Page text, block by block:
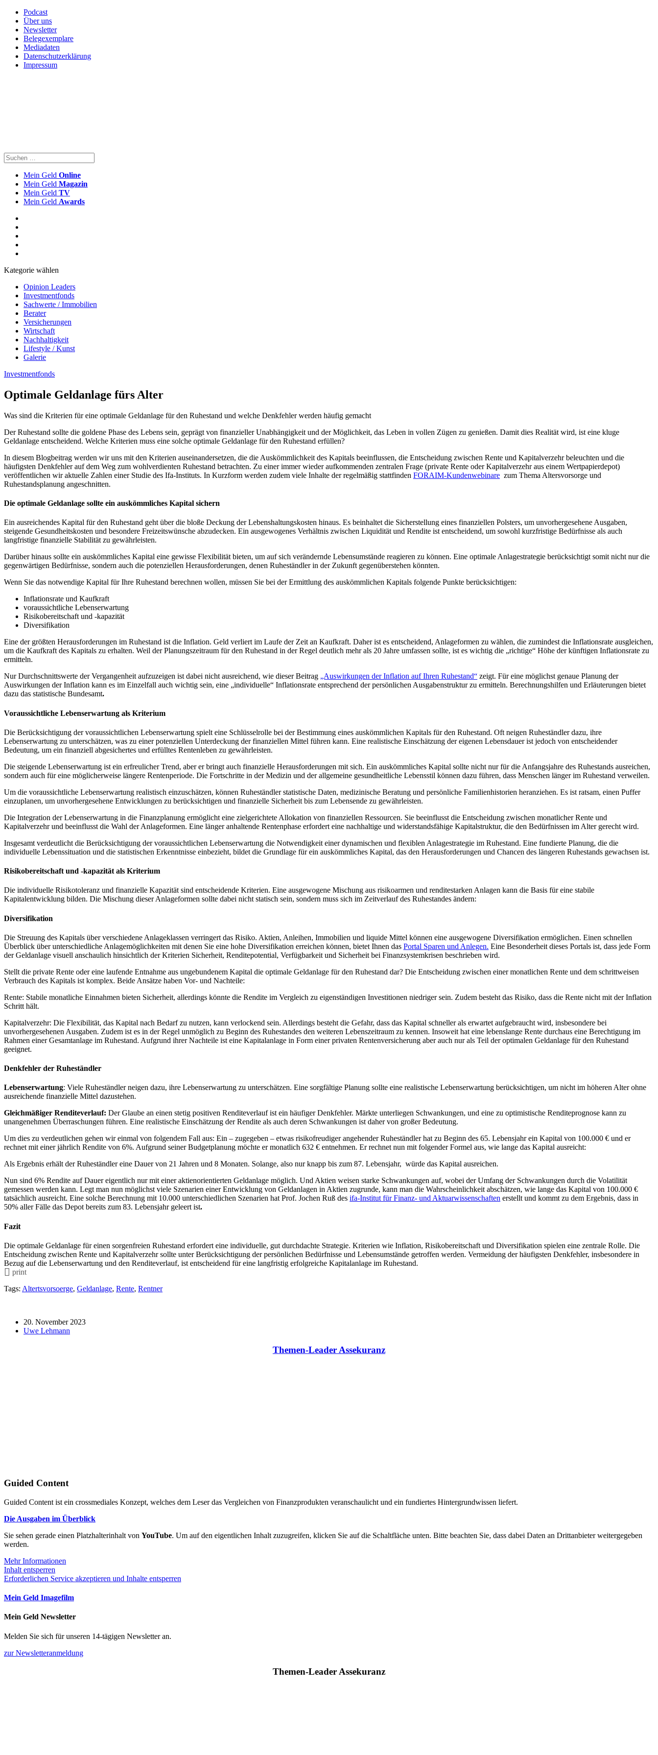
Podcast
Über uns
Newsletter
Belegexemplare
Mediadaten
Datenschutzerklärung
Impressum
Mein Geld Online
Mein Geld Magazin
Mein Geld TV
Mein Geld Awards
Kategorie wählen
Opinion Leaders
Investmentfonds
Sachwerte / Immobilien
Berater
Versicherungen
Wirtschaft
Nachhaltigkeit
Lifestyle / Kunst
Galerie
Investmentfonds
Optimale Geldanlage fürs Alter
Was sind die Kriterien für eine optimale Geldanlage für den Ruhestand und welche Denkfehler werden häufig gemacht
Der Ruhestand sollte die goldene Phase des Lebens sein, geprägt von finanzieller Unabhängigkeit und der Möglichkeit, das Leben in vollen Zügen zu genießen. Damit dies Realität wird, ist eine kluge
Geldanlage entscheidend. Welche Kriterien muss eine solche optimale Geldanlage für den Ruhestand erfüllen?
In diesem Blogbeitrag werden wir uns mit den Kriterien auseinandersetzen, die die Auskömmlichkeit des Kapitals beeinflussen, die Entscheidung zwischen Rente und Kapitalverzehr beleuchten und die
häufigsten Denkfehler auf dem Weg zum wohlverdienten Ruhestand betrachten. Zu einer immer wieder aufkommenden zentralen Frage (private Rente oder Kapitalverzehr aus einem Wertpapierdepot)
veröffentlichen wir aktuelle Zahlen einer Studie des Ifa-Instituts. In Kurzform werden zudem viele Inhalte der regelmäßig stattfinden FORAIM-Kundenwebinare zum Thema Altersvorsorge und
Ruhestandsplanung angeschnitten.
Die optimale Geldanlage sollte ein auskömmliches Kapital sichern
Ein ausreichendes Kapital für den Ruhestand geht über die bloße Deckung der Lebenshaltungskosten hinaus. Es beinhaltet die Sicherstellung eines finanziellen Polsters, um unvorhergesehene Ausgaben,
steigende Gesundheitskosten und besondere Freizeitswünsche abzudecken. Ein ausgewogenes Verhältnis zwischen Liquidität und Rendite ist entscheidend, um sowohl kurzfristige Bedürfnisse als auch
langfristige finanzielle Stabilität zu gewährleisten.
Darüber hinaus sollte ein auskömmliches Kapital eine gewisse Flexibilität bieten, um auf sich verändernde Lebensumstände reagieren zu können. Eine optimale Anlagestrategie berücksichtigt somit nicht nur die
gegenwärtigen Bedürfnisse, sondern auch die potenziellen Herausforderungen, denen Ruheständler in der Zukunft gegenüberstehen könnten.
Wenn Sie das notwendige Kapital für Ihre Ruhestand berechnen wollen, müssen Sie bei der Ermittlung des auskömmlichen Kapitals folgende Punkte berücksichtigen:
Inflationsrate und Kaufkraft
voraussichtliche Lebenserwartung
Risikobereitschaft und -kapazität
Diversifikation
Eine der größten Herausforderungen im Ruhestand ist die Inflation. Geld verliert im Laufe der Zeit an Kaufkraft. Daher ist es entscheidend, Anlageformen zu wählen, die zumindest die Inflationsrate ausgleichen,
um die Kaufkraft des Kapitals zu erhalten. Weil der Planungszeitraum für den Ruhestand in der Regel deutlich mehr als 20 Jahre umfassen sollte, ist es wichtig die „richtige“ Höhe der künftigen Inflationsrate zu
ermitteln.
Nur Durchschnittswerte der Vergangenheit aufzuzeigen ist dabei nicht ausreichend, wie dieser Beitrag „Auswirkungen der Inflation auf Ihren Ruhestand“ zeigt. Für eine möglichst genaue Planung der
Auswirkungen der Inflation kann es im Einzelfall auch wichtig sein, eine „individuelle“ Inflationsrate entsprechend der persönlichen Ausgabenstruktur zu ermitteln. Berechnungshilfen und Erläuterungen bietet
dazu das statistische Bundesamt.
Voraussichtliche Lebenserwartung als Kriterium
Die Berücksichtigung der voraussichtlichen Lebenserwartung spielt eine Schlüsselrolle bei der Bestimmung eines auskömmlichen Kapitals für den Ruhestand. Oft neigen Ruheständler dazu, ihre
Lebenserwartung zu unterschätzen, was zu einer potenziellen Unterdeckung der finanziellen Mittel führen kann. Eine realistische Einschätzung der eigenen Lebensdauer ist jedoch von entscheidender
Bedeutung, um ein finanziell abgesichertes und erfülltes Rentenleben zu gewährleisten.
Die steigende Lebenserwartung ist ein erfreulicher Trend, aber er bringt auch finanzielle Herausforderungen mit sich. Ein auskömmliches Kapital sollte nicht nur für die Anfangsjahre des Ruhestands ausreichen,
sondern auch für eine möglicherweise längere Rentenperiode. Die Fortschritte in der Medizin und der allgemeine gesundheitliche Lebensstil können dazu führen, dass Menschen länger im Ruhestand verweilen.
Um die voraussichtliche Lebenserwartung realistisch einzuschätzen, können Ruheständler statistische Daten, medizinische Beratung und persönliche Familienhistorien heranziehen. Es ist ratsam, einen Puffer
einzuplanen, um unvorhergesehene Entwicklungen zu berücksichtigen und finanzielle Sicherheit bis zum Lebensende zu gewährleisten.
Die Integration der Lebenserwartung in die Finanzplanung ermöglicht eine zielgerichtete Allokation von finanziellen Ressourcen. Sie beeinflusst die Entscheidung zwischen monatlicher Rente und
Kapitalverzehr und beeinflusst die Wahl der Anlageformen. Eine länger anhaltende Rentenphase erfordert eine nachhaltige und widerstandsfähige Kapitalstruktur, die den Bedürfnissen im Alter gerecht wird.
Insgesamt verdeutlicht die Berücksichtigung der voraussichtlichen Lebenserwartung die Notwendigkeit einer dynamischen und flexiblen Anlagestrategie im Ruhestand. Eine fundierte Planung, die die
individuelle Lebenssituation und die statistischen Erkenntnisse einbezieht, bildet die Grundlage für ein auskömmliches Kapital, das den Herausforderungen und Chancen des längeren Ruhestands gewachsen ist.
Risikobereitschaft und -kapazität als Kriterium
Die individuelle Risikotoleranz und finanzielle Kapazität sind entscheidende Kriterien. Eine ausgewogene Mischung aus risikoarmen und renditestarken Anlagen kann die Basis für eine stabile
Kapitalentwicklung bilden. Die Mischung dieser Anlageformen sollte dabei nicht statisch sein, sondern muss sich im Zeitverlauf des Ruhestandes ändern:
Diversifikation
Die Streuung des Kapitals über verschiedene Anlageklassen verringert das Risiko. Aktien, Anleihen, Immobilien und liquide Mittel können eine ausgewogene Diversifikation ermöglichen. Einen schnellen
Überblick über unterschiedliche Anlagemöglichkeiten mit denen Sie eine hohe Diversifikation erreichen können, bietet Ihnen das Portal Sparen und Anlegen. Eine Besonderheit dieses Portals ist, dass jede Form
der Geldanlage visuell anschaulich hinsichtlich der Kriterien Sicherheit, Renditepotential, Verfügbarkeit und Sicherheit bei Finanzsystemkrisen beschrieben wird.
Stellt die private Rente oder eine laufende Entnahme aus ungebundenem Kapital die optimale Geldanlage für den Ruhestand dar? Die Entscheidung zwischen einer monatlichen Rente und dem schrittweisen
Verbrauch des Kapitals ist komplex. Beide Ansätze haben Vor- und Nachteile:
Rente: Stabile monatliche Einnahmen bieten Sicherheit, allerdings könnte die Rendite im Vergleich zu eigenständigen Investitionen niedriger sein. Zudem besteht das Risiko, dass die Rente nicht mit der Inflation
Schritt hält.
Kapitalverzehr: Die Flexibilität, das Kapital nach Bedarf zu nutzen, kann verlockend sein. Allerdings besteht die Gefahr, dass das Kapital schneller als erwartet aufgebraucht wird, insbesondere bei
unvorhergesehenen Ausgaben. Zudem ist es in der Regel unmöglich zu Beginn des Ruhestandes den weiteren Lebenszeitraum zu kennen. Insoweit hat eine lebenslange Rente durchaus eine Berechtigung im
Rahmen einer Gesamtanlage im Ruhestand. Aufgrund ihrer Nachteile ist eine Kapitalanlage in Form einer privaten Rentenversicherung aber auch nur als Teil der optimalen Geldanlage für den Ruhestand
geeignet.
Denkfehler der Ruheständler
Lebenserwartung: Viele Ruheständler neigen dazu, ihre Lebenserwartung zu unterschätzen. Eine sorgfältige Planung sollte eine realistische Lebenserwartung berücksichtigen, um nicht im höheren Alter ohne
ausreichende finanzielle Mittel dazustehen.
Gleichmäßiger Renditeverlauf: Der Glaube an einen stetig positiven Renditeverlauf ist ein häufiger Denkfehler. Märkte unterliegen Schwankungen, und eine zu optimistische Renditeprognose kann zu
unangenehmen Überraschungen führen. Eine realistische Einschätzung der Rendite als auch deren Schwankungen ist daher von großer Bedeutung.
Um dies zu verdeutlichen gehen wir einmal von folgendem Fall aus: Ein – zugegeben – etwas risikofreudiger angehender Ruheständler hat zu Beginn des 65. Lebensjahr ein Kapital von 100.000 € und er
rechnet mit einer jährlich Rendite von 6%. Aufgrund seiner Budgetplanung möchte er monatlich 632 € entnehmen. Er rechnet nun mit folgender Formel aus, wie lange das Kapital ausreicht:
Als Ergebnis erhält der Ruheständler eine Dauer von 21 Jahren und 8 Monaten. Solange, also nur knapp bis zum 87. Lebensjahr, würde das Kapital ausreichen.
Nun sind 6% Rendite auf Dauer eigentlich nur mit einer aktienorientierten Geldanlage möglich. Und Aktien weisen starke Schwankungen auf, wobei der Umfang der Schwankungen durch die Volatilität
gemessen werden kann. Legt man nun möglichst viele Szenarien einer Entwicklung von Geldanlagen in Aktien zugrunde, kann man die Wahrscheinlichkeit abschätzen, wie lange das Kapital von 100.000 €
tatsächlich ausreicht. Eine solche Berechnung mit 10.000 unterschiedlichen Szenarien hat Prof. Jochen Ruß des ifa-Institut für Finanz- und Aktuarwissenschaften erstellt und kommt zu dem Ergebnis, dass in
50% aller Fälle das Depot bereits zum 83. Lebensjahr geleert ist.
Fazit
Die optimale Geldanlage für einen sorgenfreien Ruhestand erfordert eine individuelle, gut durchdachte Strategie. Kriterien wie Inflation, Risikobereitschaft und Diversifikation spielen eine zentrale Rolle. Die
Entscheidung zwischen Rente und Kapitalverzehr sollte unter Berücksichtigung der persönlichen Bedürfnisse und Lebensumstände getroffen werden. Vermeidung der häufigsten Denkfehler, insbesondere in
Bezug auf die Lebenserwartung und den Renditeverlauf, ist entscheidend für eine langfristig erfolgreiche Kapitalanlage im Ruhestand.
print
Tags: Altertsvorsoerge, Geldanlage, Rente, Rentner
20. November 2023
Uwe Lehmann
Themen-Leader Assekuranz
Guided Content
Guided Content ist ein crossmediales Konzept, welches dem Leser das Vergleichen von Finanzprodukten veranschaulicht und ein fundiertes Hintergrundwissen liefert.
Die Ausgaben im Überblick
Sie sehen gerade einen Platzhalterinhalt von YouTube. Um auf den eigentlichen Inhalt zuzugreifen, klicken Sie auf die Schaltfläche unten. Bitte beachten Sie, dass dabei Daten an Drittanbieter weitergegeben
werden.
Mehr Informationen
Inhalt entsperren
Erforderlichen Service akzeptieren und Inhalte entsperren
Mein Geld Imagefilm
Mein Geld Newsletter
Melden Sie sich für unseren 14-tägigen Newsletter an.
zur Newsletteranmeldung
Themen-Leader Assekuranz